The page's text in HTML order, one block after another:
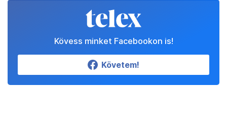
Kövess minket Facebookon is!
Követem!